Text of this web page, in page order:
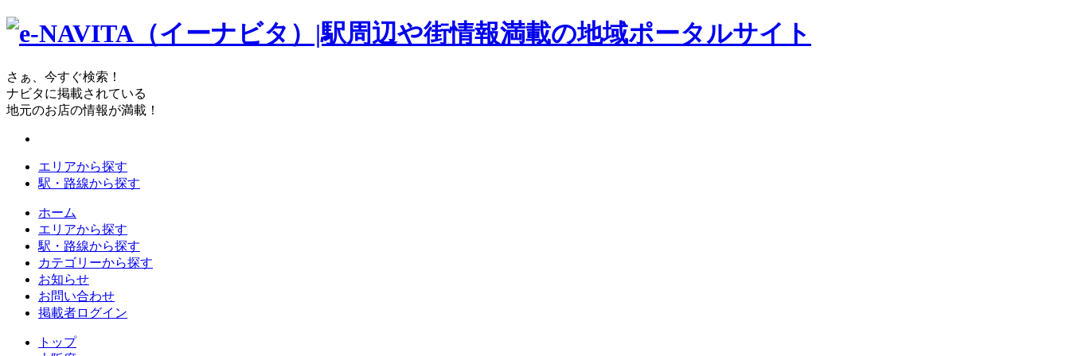
さぁ、今すぐ検索！
ナビタに掲載されている
地元のお店の情報が満載！
エリアから探す
駅・路線から探す
ホーム
エリアから探す
駅・路線から探す
カテゴリーから探す
お知らせ
お問い合わせ
掲載者ログイン
トップ